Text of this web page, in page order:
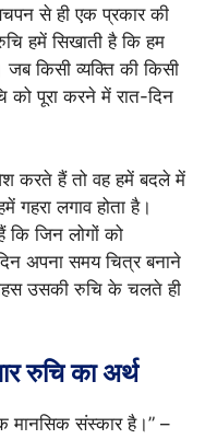
से ही एक प्रकार की
हमें सिखाती है कि हम
किसी व्यक्ति की किसी
को पूरा करने में रात-दिन
करते हैं तो वह हमें बदले में
गहरा लगाव होता है।
जिन लोगों को
अपना समय चित्र बनाने
उसकी रुचि के चलते ही
रुचि का अर्थ
मानसिक संस्कार है।” –